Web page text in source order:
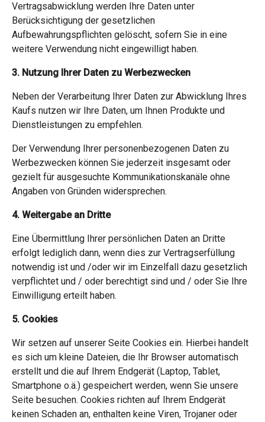
Vertragsabwicklung werden Ihre Daten unter
Berücksichtigung der gesetzlichen
Aufbewahrungspflichten gelöscht, sofern Sie in eine
weitere Verwendung nicht eingewilligt haben.
3. Nutzung Ihrer Daten zu Werbezwecken
Neben der Verarbeitung Ihrer Daten zur Abwicklung Ihres
Kaufs nutzen wir Ihre Daten, um Ihnen Produkte und
Dienstleistungen zu empfehlen.
Der Verwendung Ihrer personenbezogenen Daten zu
Werbezwecken können Sie jederzeit insgesamt oder
gezielt für ausgesuchte Kommunikationskanäle ohne
Angaben von Gründen widersprechen.
4. Weitergabe an Dritte
Eine Übermittlung Ihrer persönlichen Daten an Dritte
erfolgt lediglich dann, wenn dies zur Vertragserfüllung
notwendig ist und /oder wir im Einzelfall dazu gesetzlich
verpflichtet und / oder berechtigt sind und / oder Sie Ihre
Einwilligung erteilt haben.
5. Cookies
Wir setzen auf unserer Seite Cookies ein. Hierbei handelt
es sich um kleine Dateien, die Ihr Browser automatisch
erstellt und die auf Ihrem Endgerät (Laptop, Tablet,
Smartphone o.ä.) gespeichert werden, wenn Sie unsere
Seite besuchen. Cookies richten auf Ihrem Endgerät
keinen Schaden an, enthalten keine Viren, Trojaner oder